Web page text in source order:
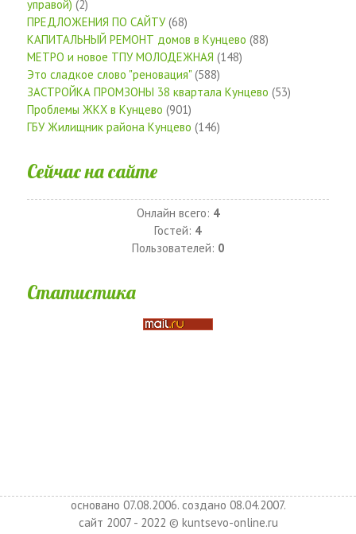
управой) (2)
ПРЕДЛОЖЕНИЯ ПО САЙТУ(68)
КАПИТАЛЬНЫЙ РЕМОНТ домов в Кунцево (88)
МЕТРО и новое ТПУ МОЛОДЕЖНАЯ (148)
Это сладкое слово "реновация" (588)
ЗАСТРОЙКА ПРОМЗОНЫ 38 квартала Кунцево (53)
Проблемы ЖКХ в Кунцево (901)
ГБУ Жилищник района Кунцево (146)
Сейчас на сайте
Онлайн всего: 4
Гостей: 4
Пользователей: 0
Статистика
основано 07.08.2006. создано 08.04.2007.
сайт 2007 - 2022 © kuntsevo-online.ru